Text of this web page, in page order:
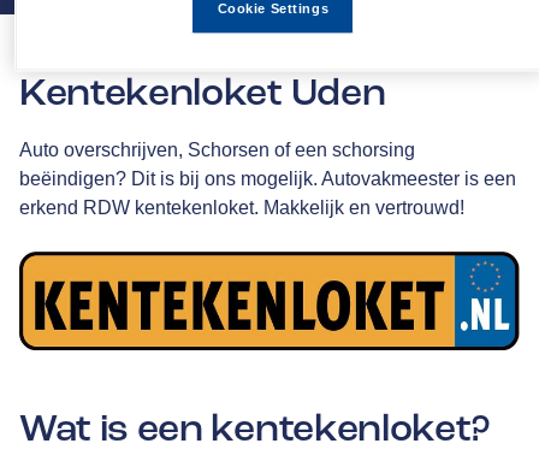
Kentekenloket Uden
Auto overschrijven, Schorsen of een schorsing
beëindigen? Dit is bij ons mogelijk. Autovakmeester is een
erkend RDW kentekenloket. Makkelijk en vertrouwd!
Wat is een kentekenloket?
Cookie Settings